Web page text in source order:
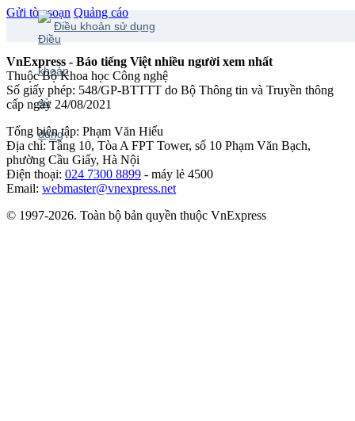
Gửi tòa soạn Quảng cáo
Điều khoản sử dụng
VnExpress - Báo tiếng Việt nhiều người xem nhất
Thuộc Bộ Khoa học Công nghệ
Số giấy phép: 548/GP-BTTTT do Bộ Thông tin và Truyền thông
cấp ngày 24/08/2021
Tổng biên tập: Phạm Văn Hiếu
Địa chỉ: Tầng 10, Tòa A FPT Tower, số 10 Phạm Văn Bạch,
phường Cầu Giấy, Hà Nội
Điện thoại: 024 7300 8899 - máy lẻ 4500
Email: webmaster@vnexpress.net
© 1997-2026. Toàn bộ bản quyền thuộc VnExpress